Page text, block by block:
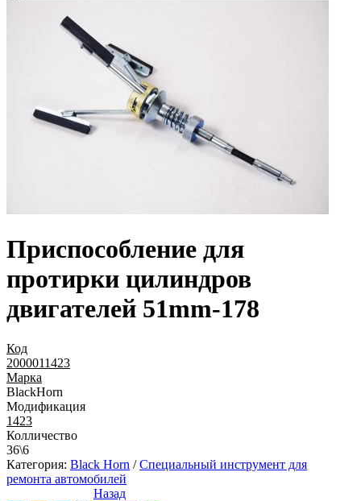
Приспособление для
протирки цилиндров
двигателей 51mm-178
Код
2000011423
Марка
BlackHorn
Модификация
1423
Колличество
36\6
Категория: Black Horn /Специальный инструмент для
ремонта автомобилей
Назад